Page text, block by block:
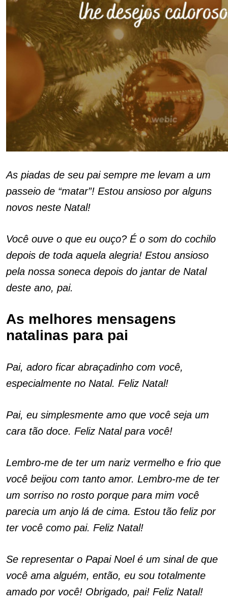
As piadas de seu pai sempre me levam a um
passeio de “matar”! Estou ansioso por alguns
novos neste Natal!
Você ouve o que eu ouço? É o som do cochilo
depois de toda aquela alegria! Estou ansioso
pela nossa soneca depois do jantar de Natal
deste ano, pai.
As melhores mensagens
natalinas para pai
Pai, adoro ficar abraçadinho com você,
especialmente no Natal. Feliz Natal!
Pai, eu simplesmente amo que você seja um
cara tão doce. Feliz Natal para você!
Lembro-me de ter um nariz vermelho e frio que
você beijou com tanto amor. Lembro-me de ter
um sorriso no rosto porque para mim você
parecia um anjo lá de cima. Estou tão feliz por
ter você como pai. Feliz Natal!
Se representar o Papai Noel é um sinal de que
você ama alguém, então, eu sou totalmente
amado por você! Obrigado, pai! Feliz Natal!